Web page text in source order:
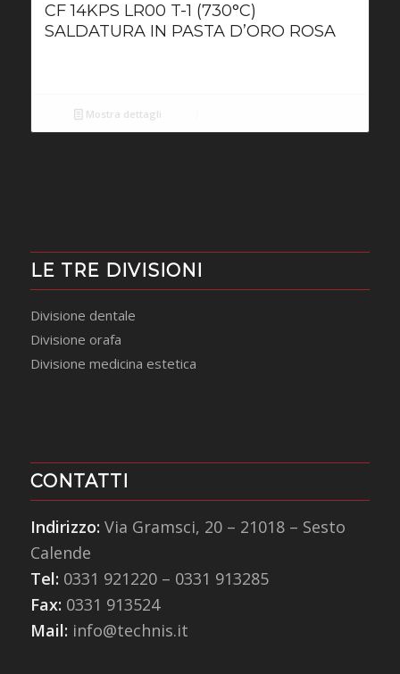
CF 14KPS LR00 T-1 (730°C)
SALDATURA IN PASTA D’ORO ROSA
Mostra dettagli
LE TRE DIVISIONI
Divisione dentale
Divisione orafa
Divisione medicina estetica
CONTATTI
Indirizzo: Via Gramsci, 20 – 21018 – Sesto
Calende
Tel: 0331 921220– 0331 913285
Fax: 0331 913524
Mail: info@technis.it